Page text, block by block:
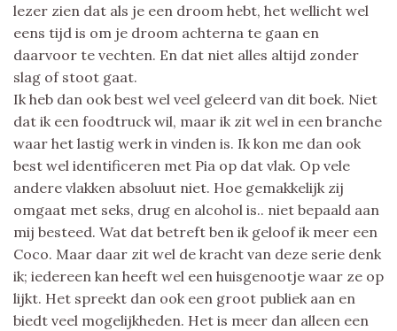
lezer zien dat als je een droom hebt, het wellicht wel
eens tijd is om je droom achterna te gaan en
daarvoor te vechten. En dat niet alles altijd zonder
slag of stoot gaat.
Ik heb dan ook best wel veel geleerd van dit boek. Niet
dat ik een foodtruck wil, maar ik zit wel in een branche
waar het lastig werk in vinden is. Ik kon me dan ook
best wel identificeren met Pia op dat vlak. Op vele
andere vlakken absoluut niet. Hoe gemakkelijk zij
omgaat met seks, drug en alcohol is.. niet bepaald aan
mij besteed. Wat dat betreft ben ik geloof ik meer een
Coco. Maar daar zit wel de kracht van deze serie denk
ik; iedereen kan heeft wel een huisgenootje waar ze op
lijkt. Het spreekt dan ook een groot publiek aan en
biedt veel mogelijkheden. Het is meer dan alleen een